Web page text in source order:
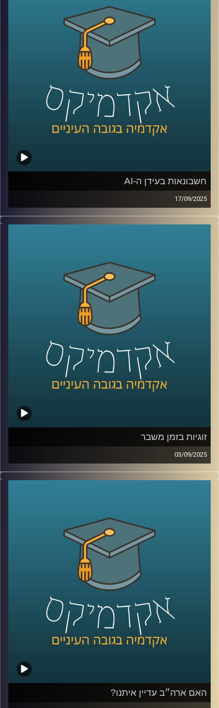
היום זכיתי לארח את ד”ר שירי צמח שמיר – חוקרת ומרצה
מובילה בתחום כלכלת הסביבה, בעלת תואר שני ודוקטורט
בכלכלה בתוכנית המשותפת של הטכניון ואוניברסיטת חיפה.
היא מתמחה בהערכה כלכלית של המגוון הביולוגי, שירותי
המערכת האקולוגית הימית והיבשתית, ובפיתוח מודלים
חדשניים לקבלת החלטות רציונלית ומקיימת.
אז איך מתמחרים את שוויו של עץ? מה הקשר בין נחלים, פחמן
ומסים? ולמה דווקא ישראל תופסת טרמפ על המאמץ העולמי
נגד משבר האקלים?
חשבונאות בעידן ה-AI
17/09/2025
כולנו מרגישים איך ה-AI משנה מקצועות מבפנים, אבל מה
קורה כשהוא נוגע בליבת שפת העסקים, החשבונאות: היום
וראש מכון הפניקס לחקר שוק ההון.
נדבר על Dr. IFRS ככלי שמתרגם תקנים לתשובות מהירות
ומדויקות, על האופן שבו ה-AI משנה את תפקידי רואי החשבון
ומנהלי הכספים. נצלול למטרות המכון החדש, מחקר יישומי
שמחבר אקדמיה ושוק ההון, פיתוח סטנדרטים לבקרה על
מודלים, והכשרת דור מקצועי שמבין נתונים וטכנולוגיה. נשאל
איך סטודנטים צריכים להתכונן כבר עכשיו, ואיך שוק העבודה
יתאים את ההכשרות, הגיוס והקריירה לעידן החדש.
קרדיט תמונות:AudioVersity
זוגיות בזמן משבר
03/09/2025
בשנים האחרונות נדמה שהחיים בוחנים אותנו שוב ושוב,
מגפה עולמית, משברים כלכליים, מציאות ביטחונית לא יציבה,
הבטוח מוצאת את עצמה לא פעם תחת מבחן מתמשך
היום ב”אקדמיקס” ננסה להבין מה גורם לזוגות לא רק לשרוד
את התקופות האלה, אלא אפילו לצמוח מהן.
לשם כך הזמנתי את ד”ר רוני שוחט־פשדצקי, פסיכולוגית
קלינית בכירה ומדריכה מוסמכת בפסיכותרפיה
ופסיכו־דיאגנוסטיקה, בעלת דוקטורט מאוניברסיטת בר־אילן.
כיום היא מנהלת את הקליניקה לקהילה בביה”ס לפסיכולוגיה
ע”ש ברוך איבצ’ר ומשמשת כמרצה באוניברסיטת רייכמן,
ומתמחה בעבודה עם מבוגרים, מתבגרים וילדים. היא מוסמכת
בטיפול זוגי בשיטת EFT, ובעלת ניסיון עשיר במחקר, ניהול
קליניקות והכשרה בשיטות טיפול מגוונות.
הכלים שיכולים לעזור לנו לשמור על קשר חזק ואוהב גם
כשכל מה שסביבנו מרגיש לא יציב
האם ארה״ב עדיין איתנו?